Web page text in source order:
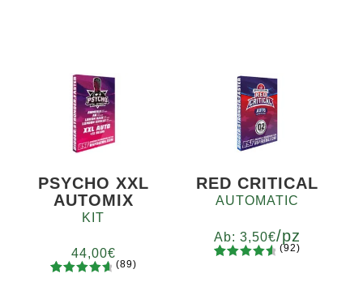
PSYCHO XXL
AUTOMIX
KIT
44,00€
(89)
RED CRITICAL
AUTOMATIC
Ab: 3,50€/pz
(92)